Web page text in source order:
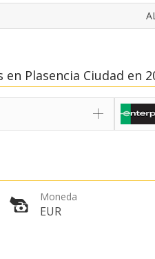
Plasencia Ciudad en
Moneda
EUR